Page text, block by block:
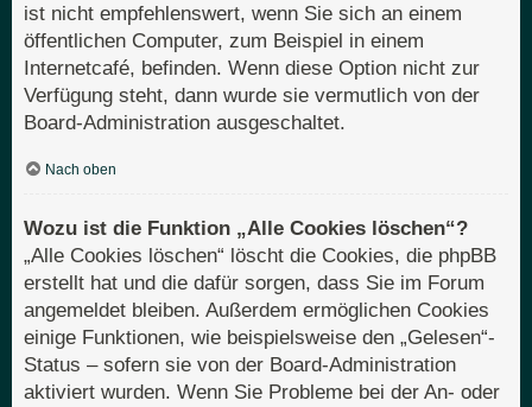
ist nicht empfehlenswert, wenn Sie sich an einem
öffentlichen Computer, zum Beispiel in einem
Internetcafé, befinden. Wenn diese Option nicht zur
Verfügung steht, dann wurde sie vermutlich von der
Board-Administration ausgeschaltet.
Nach oben
Wozu ist die Funktion „Alle Cookies löschen“?
„Alle Cookies löschen“ löscht die Cookies, die phpBB
erstellt hat und die dafür sorgen, dass Sie im Forum
angemeldet bleiben. Außerdem ermöglichen Cookies
einige Funktionen, wie beispielsweise den „Gelesen“-
Status – sofern sie von der Board-Administration
aktiviert wurden. Wenn Sie Probleme bei der An- oder